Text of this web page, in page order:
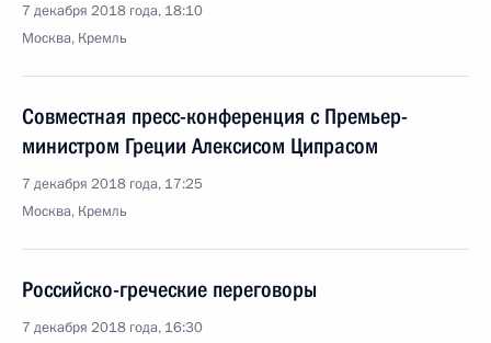
7 декабря 2018 года, 18:10
Москва, Кремль
Совместная пресс-конференция с Премьер-
министром Греции Алексисом Ципрасом
7 декабря 2018 года, 17:25
Москва, Кремль
Российско-греческие переговоры
7 декабря 2018 года, 16:30